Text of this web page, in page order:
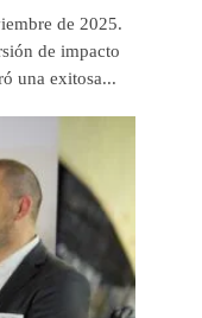
de 2025.
de impacto
una exitosa...